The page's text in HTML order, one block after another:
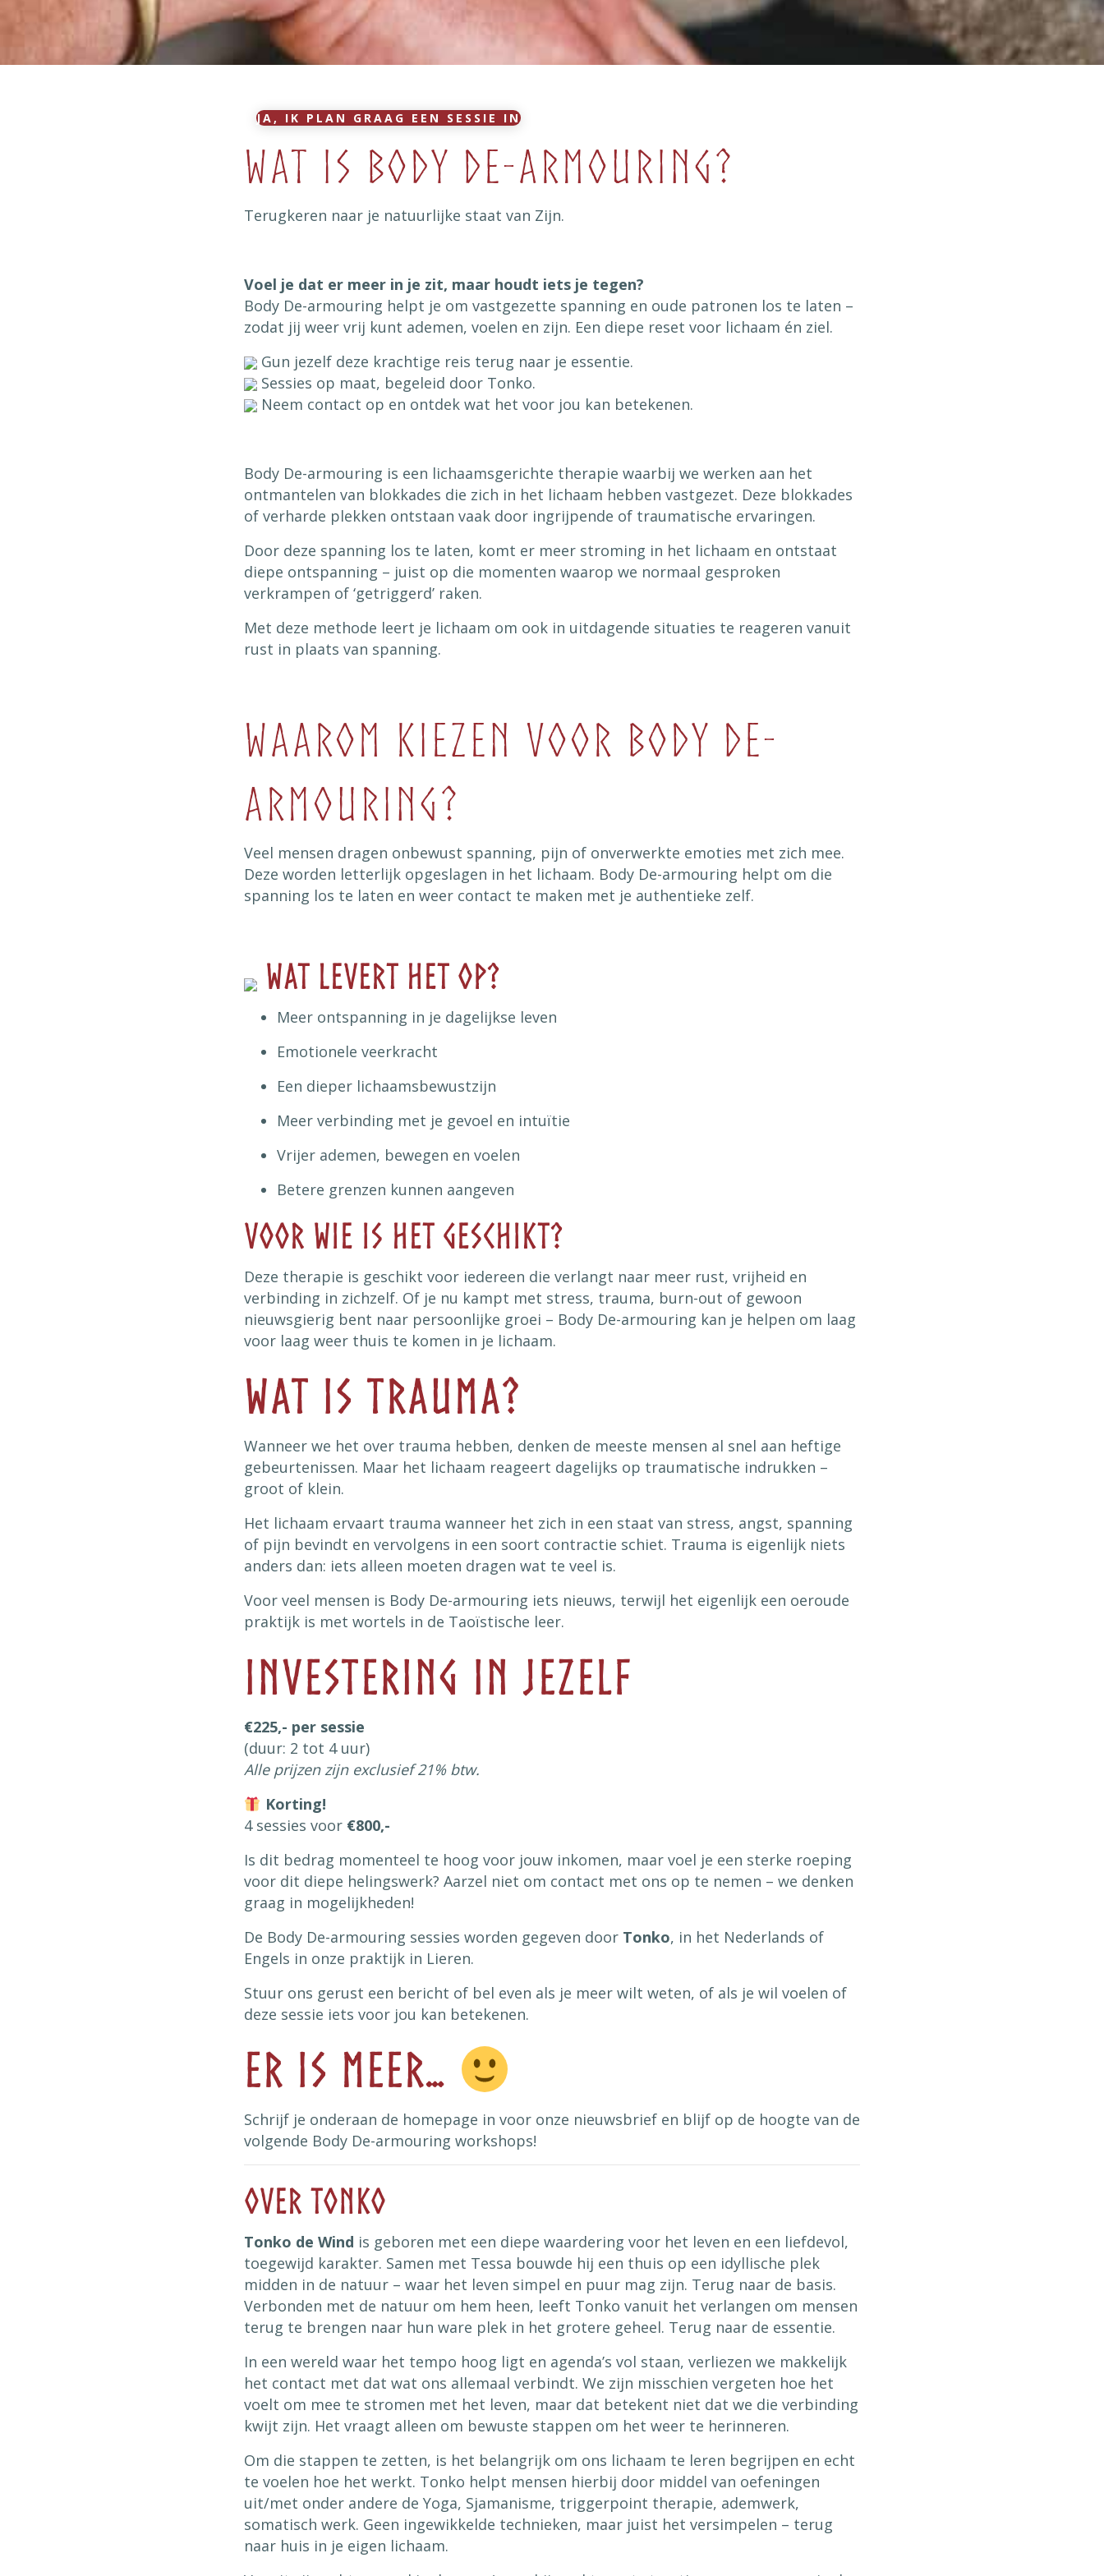
JA, IK PLAN GRAAG EEN SESSIE IN
Wat is body De-armouring?
Terugkeren naar je natuurlijke staat van Zijn.
Voel je dat er meer in je zit, maar houdt iets je tegen?
Body De-armouring helpt je om vastgezette spanning en oude patronen los te laten –
zodat jij weer vrij kunt ademen, voelen en zijn. Een diepe reset voor lichaam én ziel.
Gun jezelf deze krachtige reis terug naar je essentie.
Sessies op maat, begeleid door Tonko.
Neem contact op en ontdek wat het voor jou kan betekenen.
Body De-armouring is een lichaamsgerichte therapie waarbij we werken aan het
ontmantelen van blokkades die zich in het lichaam hebben vastgezet. Deze blokkades
of verharde plekken ontstaan vaak door ingrijpende of traumatische ervaringen.
Door deze spanning los te laten, komt er meer stroming in het lichaam en ontstaat
diepe ontspanning – juist op die momenten waarop we normaal gesproken
verkrampen of ‘getriggerd’ raken.
Met deze methode leert je lichaam om ook in uitdagende situaties te reageren vanuit
rust in plaats van spanning.
Waarom kiezen voor Body de-
armouring?
Veel mensen dragen onbewust spanning, pijn of onverwerkte emoties met zich mee.
Deze worden letterlijk opgeslagen in het lichaam. Body De-armouring helpt om die
spanning los te laten en weer contact te maken met je authentieke zelf.
Wat levert het op?
Meer ontspanning in je dagelijkse leven
Emotionele veerkracht
Een dieper lichaamsbewustzijn
Meer verbinding met je gevoel en intuïtie
Vrijer ademen, bewegen en voelen
Betere grenzen kunnen aangeven
Voor wie is het geschikt?
Deze therapie is geschikt voor iedereen die verlangt naar meer rust, vrijheid en
verbinding in zichzelf. Of je nu kampt met stress, trauma, burn-out of gewoon
nieuwsgierig bent naar persoonlijke groei – Body De-armouring kan je helpen om laag
voor laag weer thuis te komen in je lichaam.
Wat is Trauma?
Wanneer we het over trauma hebben, denken de meeste mensen al snel aan heftige
gebeurtenissen. Maar het lichaam reageert dagelijks op traumatische indrukken –
groot of klein.
Het lichaam ervaart trauma wanneer het zich in een staat van stress, angst, spanning
of pijn bevindt en vervolgens in een soort contractie schiet. Trauma is eigenlijk niets
anders dan: iets alleen moeten dragen wat te veel is.
Voor veel mensen is Body De-armouring iets nieuws, terwijl het eigenlijk een oeroude
praktijk is met wortels in de Taoïstische leer.
Investering in jezelf
€225,- per sessie
(duur: 2 tot 4 uur)
Alle prijzen zijn exclusief 21% btw.
Korting!
4 sessies voor €800,-
Is dit bedrag momenteel te hoog voor jouw inkomen, maar voel je een sterke roeping
voor dit diepe helingswerk? Aarzel niet om contact met ons op te nemen – we denken
graag in mogelijkheden!
De Body De-armouring sessies worden gegeven door Tonko, in het Nederlands of
Engels in onze praktijk in Lieren.
Stuur ons gerust een bericht of bel even als je meer wilt weten, of als je wil voelen of
deze sessie iets voor jou kan betekenen.
Er is meer…
Schrijf je onderaan de homepage in voor onze nieuwsbrief en blijf op de hoogte van de
volgende Body De-armouring workshops!
Over Tonko
Tonko de Wind is geboren met een diepe waardering voor het leven en een liefdevol,
toegewijd karakter. Samen met Tessa bouwde hij een thuis op een idyllische plek
midden in de natuur – waar het leven simpel en puur mag zijn. Terug naar de basis.
Verbonden met de natuur om hem heen, leeft Tonko vanuit het verlangen om mensen
terug te brengen naar hun ware plek in het grotere geheel. Terug naar de essentie.
In een wereld waar het tempo hoog ligt en agenda’s vol staan, verliezen we makkelijk
het contact met dat wat ons allemaal verbindt. We zijn misschien vergeten hoe het
voelt om mee te stromen met het leven, maar dat betekent niet dat we die verbinding
kwijt zijn. Het vraagt alleen om bewuste stappen om het weer te herinneren.
Om die stappen te zetten, is het belangrijk om ons lichaam te leren begrijpen en echt
te voelen hoe het werkt. Tonko helpt mensen hierbij door middel van oefeningen
uit/met onder andere de Yoga, Sjamanisme, triggerpoint therapie, ademwerk,
somatisch werk. Geen ingewikkelde technieken, maar juist het versimpelen – terug
naar huis in je eigen lichaam.